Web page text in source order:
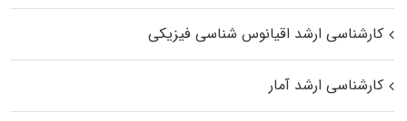
کارشناسی ارشد اقیانوس‌ شناسی فیزیکی
کارشناسی ارشد آمار